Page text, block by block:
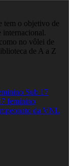
tem o objetivo de
internacional.
no vôlei de
de A a Z
Sub 17
feminino
da VNL